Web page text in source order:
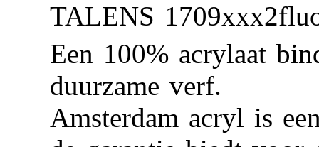
TALENS
Een 100% acrylaat
duurzame verf.
Amsterdam acryl is